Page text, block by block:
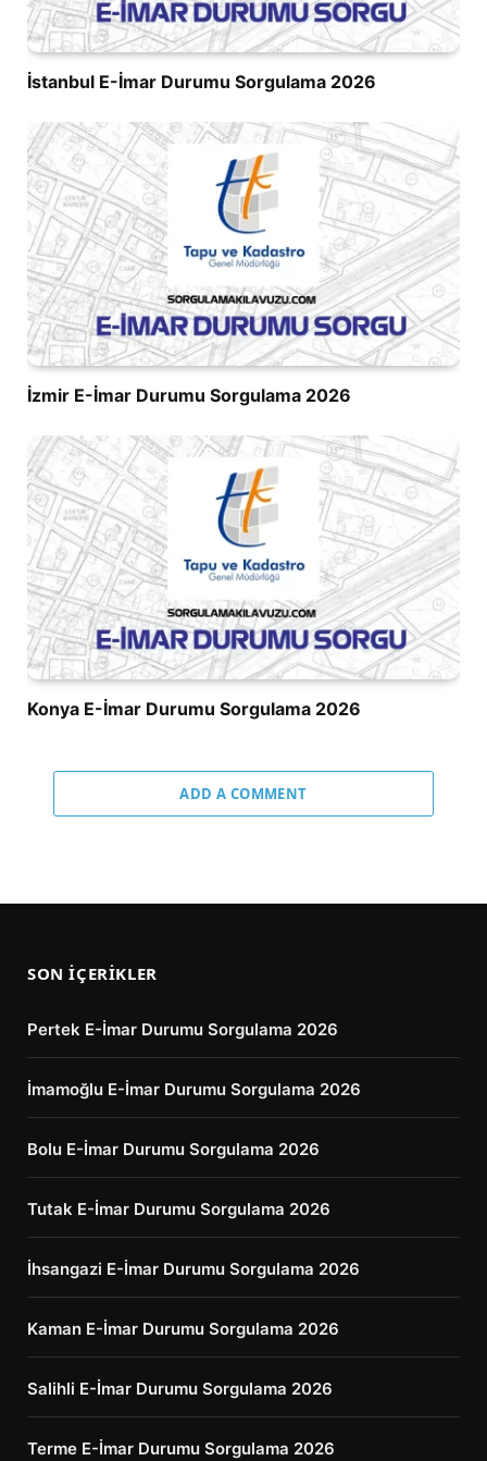
İstanbul E-İmar Durumu Sorgulama 2026
İzmir E-İmar Durumu Sorgulama 2026
Konya E-İmar Durumu Sorgulama 2026
ADD A COMMENT
SON İÇERIKLER
Pertek E-İmar Durumu Sorgulama 2026
İmamoğlu E-İmar Durumu Sorgulama 2026
Bolu E-İmar Durumu Sorgulama 2026
Tutak E-İmar Durumu Sorgulama 2026
İhsangazi E-İmar Durumu Sorgulama 2026
Kaman E-İmar Durumu Sorgulama 2026
Salihli E-İmar Durumu Sorgulama 2026
Terme E-İmar Durumu Sorgulama 2026